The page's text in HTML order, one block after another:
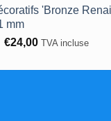
€6,50
€24,00
'Bronze
mm
€24,00Plage
prix :
TVA incluse